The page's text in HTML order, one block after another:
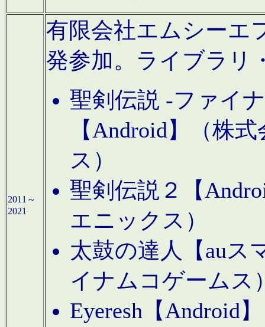
2011～
2021
有限会社エムシーエ
発参加。ライブラリ
聖剣伝説 -ファイ
【Android】（株
ス）
聖剣伝説２【
エニックス）
太鼓の達人【auス
イナムコゲームス
Eyeresh【Android